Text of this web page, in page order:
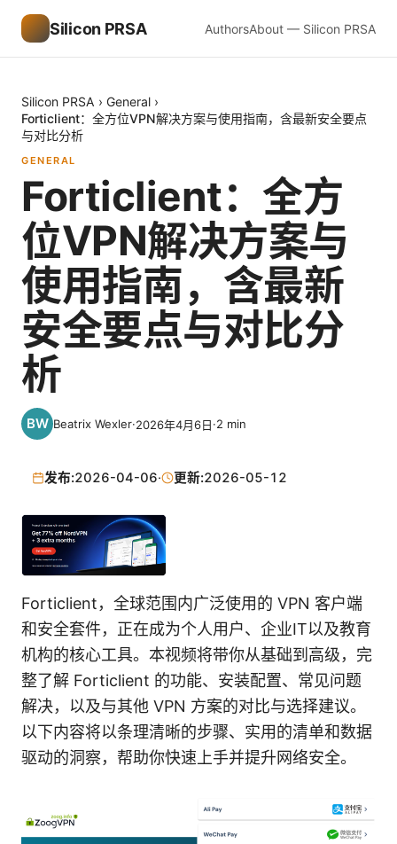
Silicon PRSA AuthorsAbout — Silicon PRSA
Silicon PRSA › General ›
Forticlient：全方位VPN解决方案与使用指南，含最新安全要点
与对比分析
GENERAL
Forticlient：全方
位VPN解决方案与
使用指南，含最新
安全要点与对比分
析
Beatrix Wexler·2026年4月6日·2 min
发布:2026-04-06· 更新:2026-05-12
Forticlient，全球范围内广泛使用的 VPN 客户端
和安全套件，正在成为个人用户、企业IT以及教育
机构的核心工具。本视频将带你从基础到高级，完
整了解 Forticlient 的功能、安装配置、常见问题
解决，以及与其他 VPN 方案的对比与选择建议。
以下内容将以条理清晰的步骤、实用的清单和数据
驱动的洞察，帮助你快速上手并提升网络安全。